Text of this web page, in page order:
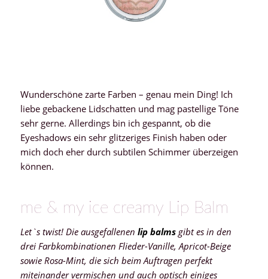
Wunderschöne zarte Farben – genau mein Ding! Ich
liebe gebackene Lidschatten und mag pastellige Töne
sehr gerne. Allerdings bin ich gespannt, ob die
Eyeshadows ein sehr glitzeriges Finish haben oder
mich doch eher durch subtilen Schimmer überzeigen
können.
me & my ice creamy Lip Balm
Let`s twist! Die ausgefallenen lip balmsgibt es in den
drei Farbkombinationen Flieder-Vanille, Apricot-Beige
sowie Rosa-Mint, die sich beim Auftragen perfekt
miteinander vermischen und auch optisch einiges